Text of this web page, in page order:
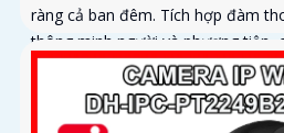
ràng cả ban đêm. Tích hợp đàm
thông minh người và phương tiện,
trợ thẻ nhớ lên đến 256GB